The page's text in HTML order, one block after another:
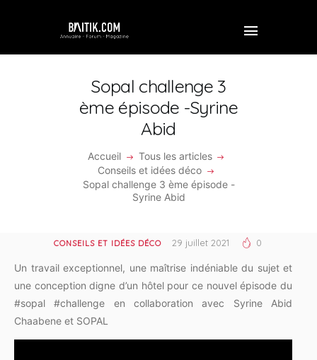
Sopal challenge 3
ème épisode -Syrine
Abid
Accueil
Tous les articles
Conseils et idées déco
Sopal challenge 3 ème épisode -
Syrine Abid
PROFESSIONNEL
ENTREPRISE
FORUM
REJOINDRE BAITIK
CONTACT
CONSEILS ET IDÉES DÉCO 29 juillet 2021 0
Un travail exceptionnel, une maîtrise indéniable du sujet et
une conception digne d’un hôtel pour ce nouvel épisode du
#sopal #challenge en collaboration avec Syrine Abid
Chaabene et SOPAL